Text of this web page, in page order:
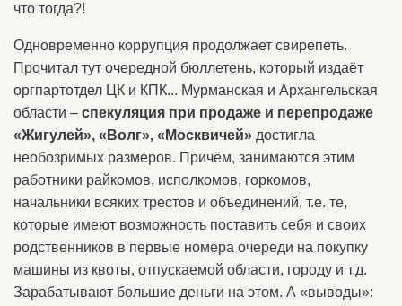
что тогда?!
Одновременно коррупция продолжает свирепеть.
Прочитал тут очередной бюллетень, который издаёт
оргпартотдел ЦК и КПК... Мурманская и Архангельская
области – спекуляция при продаже и перепродаже
«Жигулей», «Волг», «Москвичей» достигла
необозримых размеров. Причём, занимаются этим
работники райкомов, исполкомов, горкомов,
начальники всяких трестов и объединений, т.е. те,
которые имеют возможность поставить себя и своих
родственников в первые номера очереди на покупку
машины из квоты, отпускаемой области, городу и т.д.
Зарабатывают большие деньги на этом. А «выводы»: